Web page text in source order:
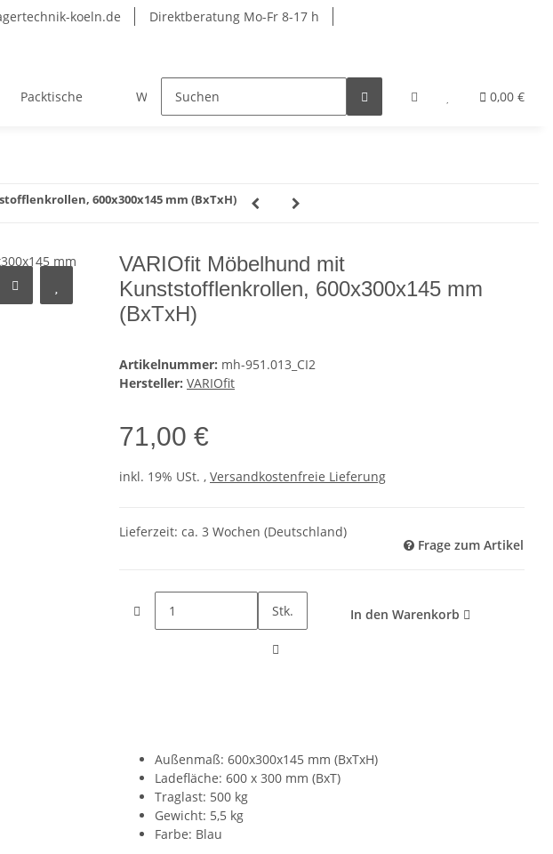
koeln.de
Direktberatung Mo-Fr 8-17 h
0,00 €
Packtische Werkbänke Garderobenschränke
600x300x145 mm (BxTxH)
VARIOfit Möbelhund mit
Kunststofflenkrollen, 600x300x145 mm
(BxTxH)
Artikelnummer: mh-951.013_CI2
Hersteller: VARIOfit
71,00 €
inkl. 19% USt. , Versandkostenfreie Lieferung
Lieferzeit: ca. 3 Wochen (Deutschland)
Frage zum Artikel
Stk. In den Warenkorb
Außenmaß: 600x300x145 mm (BxTxH)
Ladefläche: 600 x 300 mm (BxT)
Traglast: 500 kg
Gewicht: 5,5 kg
Farbe: Blau